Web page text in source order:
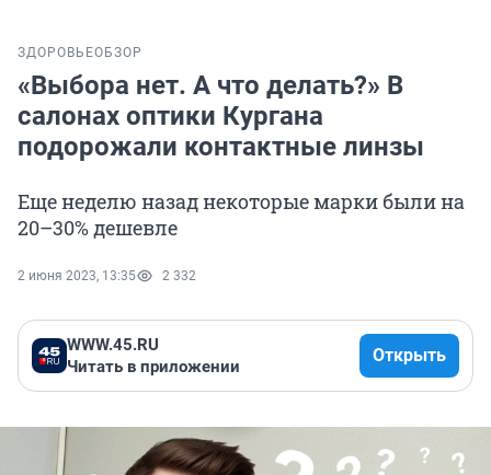
ЗДОРОВЬЕОБЗОР
«Выбора нет. А что делать?» В
салонах оптики Кургана
подорожали контактные линзы
Еще неделю назад некоторые марки были на
20–30% дешевле
2 июня 2023, 13:35 2 332
WWW.45.RU
Читать в приложении
Открыть